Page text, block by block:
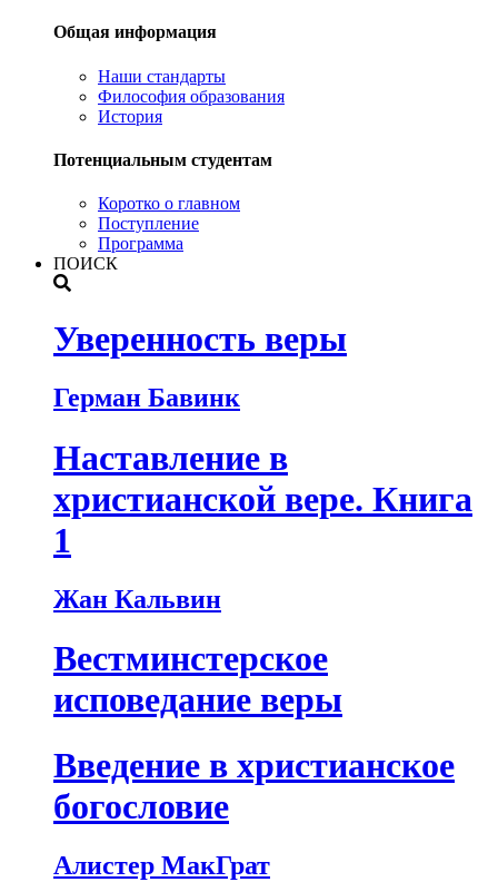
Общая информация
Наши стандарты
Философия образования
История
Потенциальным студентам
Коротко о главном
Поступление
Программа
ПОИСК
Уверенность веры
Герман Бавинк
Наставление в
христианской вере. Книга
1
Жан Кальвин
Вестминстерское
исповедание веры
Введение в христианское
богословие
Алистер МакГрат